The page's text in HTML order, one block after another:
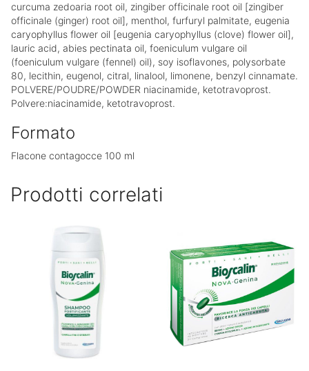
curcuma zedoaria root oil, zingiber officinale root oil [zingiber
officinale (ginger) root oil], menthol, furfuryl palmitate, eugenia
caryophyllus flower oil [eugenia caryophyllus (clove) flower oil],
lauric acid, abies pectinata oil, foeniculum vulgare oil
(foeniculum vulgare (fennel) oil), soy isoflavones, polysorbate
80, lecithin, eugenol, citral, linalool, limonene, benzyl cinnamate.
POLVERE/POUDRE/POWDER niacinamide, ketotravoprost.
Polvere:niacinamide, ketotravoprost.
Formato
Flacone contagocce 100 ml
Prodotti correlati